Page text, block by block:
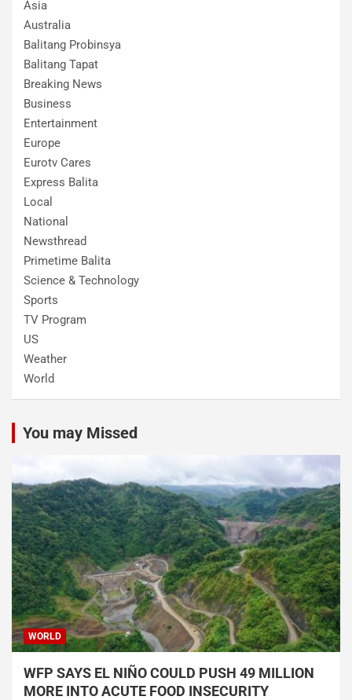
Asia
Australia
Balitang Probinsya
Balitang Tapat
Breaking News
Business
Entertainment
Europe
Eurotv Cares
Express Balita
Local
National
Newsthread
Primetime Balita
Science & Technology
Sports
TV Program
US
Weather
World
You may Missed
WORLD
WFP SAYS EL NIÑO COULD PUSH 49 MILLION
MORE INTO ACUTE FOOD INSECURITY